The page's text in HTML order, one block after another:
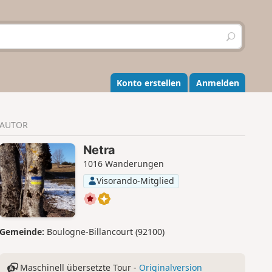
S
u
h
e
n
Konto erstellen Anmelden
AUTOR
Netra
1016 Wanderungen
Visorando-Mitglied
Gemeinde: Boulogne-Billancourt (92100)
Maschinell übersetzte Tour - Originalversion